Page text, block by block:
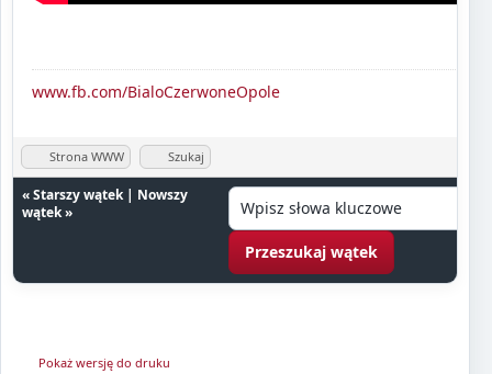
www.fb.com/BialoCzerwoneOpole
Strona WWW Szukaj
«Starszy wątek| Nowszy
wątek»
Pokaż wersję do druku